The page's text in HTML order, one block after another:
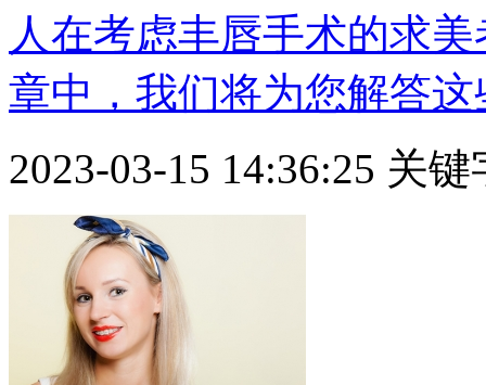
人在考虑丰唇手术的求
章中，我们将为您解答这
2023-03-15 14:36:25 关键